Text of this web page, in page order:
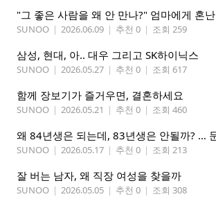
"그 좋은 사람을 왜 안 만나?" 엄마에게 혼
SUNOO | 2026.06.09 | 추천 0 | 조회 259
삼성, 현대, 아.. 대우 그리고 SK하이닉스
SUNOO | 2026.05.27 | 추천 0 | 조회 617
함께 장보기가 즐거우면, 결혼하세요
SUNOO | 2026.05.21 | 추천 0 | 조회 460
SUNOO | 2026.05.17 | 추천 0 | 조회 213
잘 버는 남자, 왜 직장 여성을 찾을까
SUNOO | 2026.05.05 | 추천 0 | 조회 308